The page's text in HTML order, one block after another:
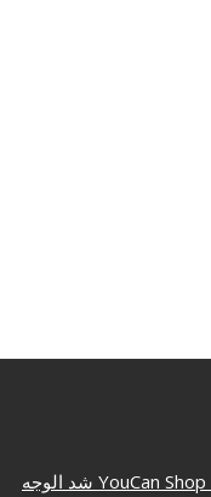
YouCan Shop شد الوجه